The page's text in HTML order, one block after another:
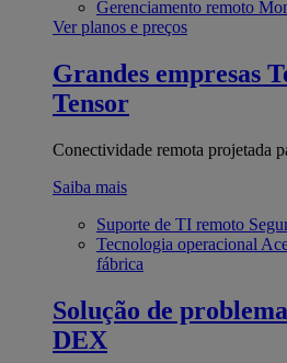
Gerenciamento remoto
Ver planos e preços
Grandes empresas
Tensor
Conectividade remota projetada
Saiba mais
Suporte de TI remoto
Tecnologia operacional
fábrica
Solução de
DEX